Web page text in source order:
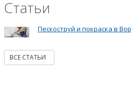
Статьи
Пескоструй и покраска в
ВСЕ СТАТЬИ